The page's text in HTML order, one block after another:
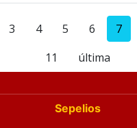
3 4 5 6 7
11
última
Sepelios